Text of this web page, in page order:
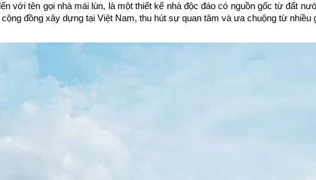
với tên gọi nhà mái lùn, là một thiết kế nhà độc đáo có nguồn gốc từ đất
đồng xây dựng tại Việt Nam, thu hút sự quan tâm và ưa chuộng từ nhiều